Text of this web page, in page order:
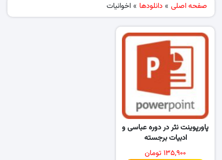
صفحه اصلی » دانلودها » اخوانیات
پاورپوینت نثر در دوره عباسی و
ادبیات برجسته
۱۳۵,۹۰۰ تومان